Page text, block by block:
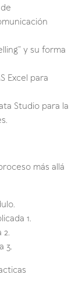
y su forma
Excel para
Studio para la
más allá
1.
2.
3.